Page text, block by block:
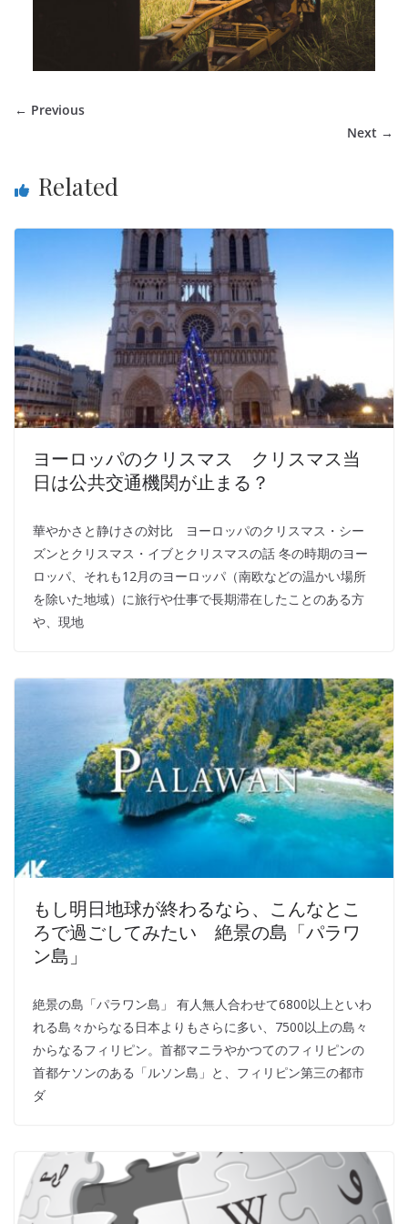
← Previous
Next →
Related
ヨーロッパのクリスマス クリスマス当
日は公共交通機関が止まる？
華やかさと静けさの対比 ヨーロッパのクリスマス・シー
ズンとクリスマス・イブとクリスマスの話 冬の時期のヨー
ロッパ、それも12月のヨーロッパ（南欧などの温かい場所
を除いた地域）に旅行や仕事で長期滞在したことのある方
や、現地
もし明日地球が終わるなら、こんなとこ
ろで過ごしてみたい 絶景の島「パラワ
ン島」
絶景の島「パラワン島」 有人無人合わせて6800以上といわ
れる島々からなる日本よりもさらに多い、7500以上の島々
からなるフィリピン。首都マニラやかつてのフィリピンの
首都ケソンのある「ルソン島」と、フィリピン第三の都市
ダ